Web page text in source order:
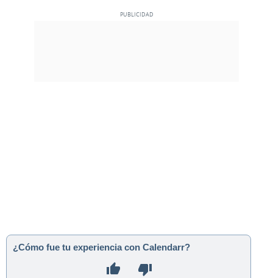
¿Cómo fue tu experiencia con Calendarr?